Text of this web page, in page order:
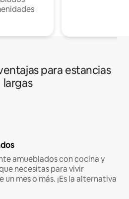
para estancias
largas
amueblados con cocina y
necesitas para vivir
mes o más. ¡Es la alternativa